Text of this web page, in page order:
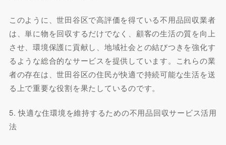
このように、世田谷区で高評価を得ている不用品回収業者
は、単に物を回収するだけでなく、顧客の生活の質を向上
させ、環境保護に貢献し、地域社会との結びつきを強化す
るような総合的なサービスを提供しています。これらの業
者の存在は、世田谷区の住民が快適で持続可能な生活を送
る上で重要な役割を果たしているのです。
5. 快適な住環境を維持するための不用品回収サービス活用
法